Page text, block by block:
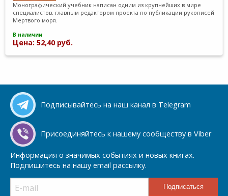
Монографический учебник написан одним из крупнейших в мире
специалистов, главным редактором проекта по публикации рукописей
Мертвого моря.
В наличии
Цена: 52,40 руб.
Подписывайтесь на наш канал в Telegram
Присоединяйтесь к нашему сообществу в Viber
Информация о значимых событиях и новых книгах.
Подпишитесь на нашу email рассылку.